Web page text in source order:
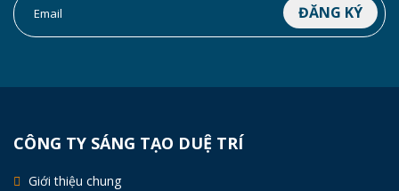
ĐĂNG KÝ
CÔNG TY SÁNG TẠO DUỆ TRÍ
Giới thiệu chung